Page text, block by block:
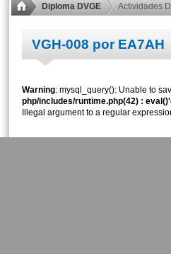
Diploma DVGE Actividades
VGH-008 por EA7AH
Warning: mysql_query(): Unable to
php/includes/runtime.php(42) :
Illegal argument to a regular